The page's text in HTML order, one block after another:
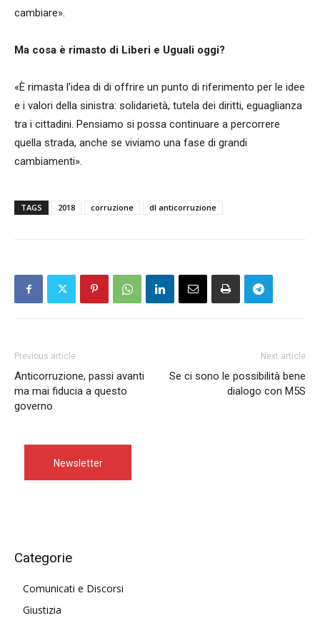
cambiare».
Ma cosa è rimasto di Liberi e Uguali oggi?
«È rimasta l’idea di di offrire un punto di riferimento per le idee
e i valori della sinistra: solidarietà, tutela dei diritti, eguaglianza
tra i cittadini. Pensiamo si possa continuare a percorrere
quella strada, anche se viviamo una fase di grandi
cambiamenti».
TAGS 2018 corruzione dl anticorruzione
Previous article
Anticorruzione, passi avanti
ma mai fiducia a questo
governo
Next article
Se ci sono le possibilità bene
dialogo con M5S
Newsletter
Categorie
Comunicati e Discorsi
Giustizia